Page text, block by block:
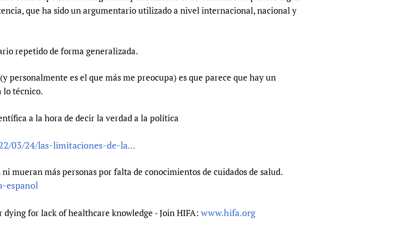
Prescribers and users of medicines
Essential Health Services and COVID-19
Learning for Quality Health Services
Newborn Care
que ha sido un argumentario utilizado a nivel internacional, nacional y
repetido de forma generalizada.
personalmente es el que más me preocupa) es que parece que hay un
lo técnico.
a la hora de decir la verdad a la política
03/24/las-limitaciones-de-la...
mueran más personas por falta de conocimientos de cuidados de salud.
espanol
for lack of healthcare knowledge - Join HIFA: www.hifa.org